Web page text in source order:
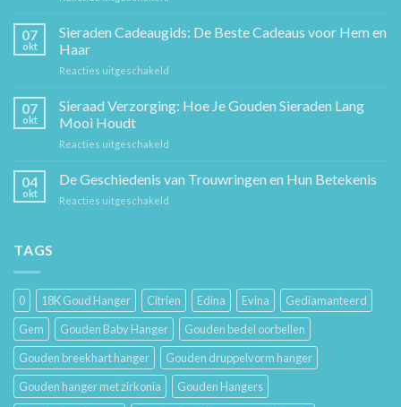
Gouden
Sierkunst
07
okt
Sieraden Cadeaugids: De Beste Cadeaus voor Hem en
Haar
Reacties uitgeschakeld
Cadeaugids:
De
Hem
07
okt
Sieraad Verzorging: Hoe Je Gouden Sieraden Lang
Mooi Houdt
Reacties uitgeschakeld
Verzorging:
04
okt
De Geschiedenis van Trouwringen en Hun Betekenis
Reacties uitgeschakeld
Hun
Betekenis
TAGS
0 18K Goud Hanger Citrien Edina Evina
Gediamanteerd
Gem
Gouden Baby Hanger
Gouden bedel oorbellen
Gouden breekhart hanger
Gouden druppelvorm hanger
Gouden hanger met zirkonia
Gouden Hangers